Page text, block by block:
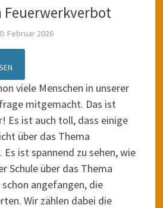
Feuerwerkverbot
Februar 2026
viele Menschen in unserer
mitgemacht. Das ist
Es ist auch toll, dass einige
über das Thema
Es ist spannend zu sehen, wie
Schule über das Thema
angefangen, die
Wir zählen dabei die